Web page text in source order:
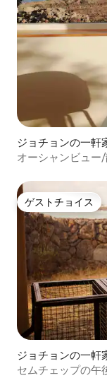
ジョチョンの一軒
オーシャンビュー
ゲストチョイス
ゲストチョイス
ジョチョンの一軒
セムチェップの午